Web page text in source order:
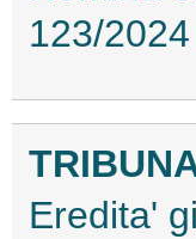
123/
Eredita'